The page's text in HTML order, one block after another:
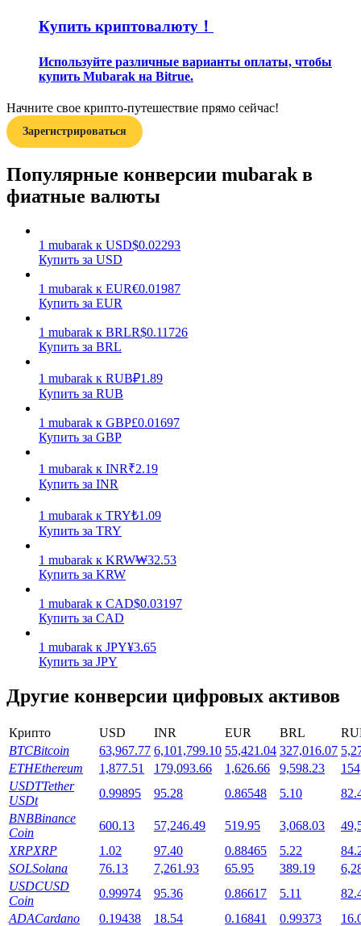
Заработок
Силовая свинья
Получайте конкурентные награды ежедневно
Стейкинг
Launchpool
Гибкая ставка для заработка популярных токенов
Блокировки BTR
Эксклюзивные инвестиции для владельцев BTR
Купить криптовалюту！
Используйте различные варианты оплаты, чтобы
купить Mubarak на Bitrue.
Начните свое крипто-путешествие прямо сейчас!
Зарегистрироваться
Популярные конверсии mubarak в
фиатные валюты
1 mubarak к USD$0.02293
Купить за USD
1 mubarak к EUR€0.01987
Купить за EUR
1 mubarak к BRLR$0.11726
Купить за BRL
1 mubarak к RUB₽1.89
Купить за RUB
1 mubarak к GBP£0.01697
Купить за GBP
1 mubarak к INR₹2.19
Купить за INR
1 mubarak к TRY₺1.09
Купить за TRY
1 mubarak к KRW₩32.53
Купить за KRW
1 mubarak к CAD$0.03197
Купить за CAD
1 mubarak к JPY¥3.65
Купить за JPY
Другие конверсии цифровых активов
Крипто USD INR EUR BRL
BTCBitcoin 63,967.77 6,101,799.10 55,421.04 327,016.07
ETHEthereum 1,877.51 179,093.66 1,626.66 9,598.23
USDTTether
USDt
0.99895 95.28 0.86548 5.10
BNBBinance
Coin
600.13 57,246.49 519.95 3,068.03
XRPXRP 1.02 97.40 0.88465 5.22
SOLSolana 76.13 7,261.93 65.95 389.19
USDCUSD
Coin
0.99974 95.36 0.86617 5.11
ADACardano 0.19438 18.54 0.16841 0.99373